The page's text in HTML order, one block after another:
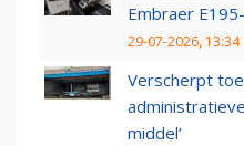
Embraer
29-07-2026, 13:34
Verscherpt
middel’